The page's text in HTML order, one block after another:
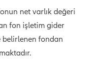
net varlık değeri
fon işletim gider
fondan